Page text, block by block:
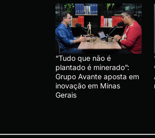
“Tudo que não é
plantado é minerado”:
Grupo Avante aposta em
inovação em Minas
Gerais